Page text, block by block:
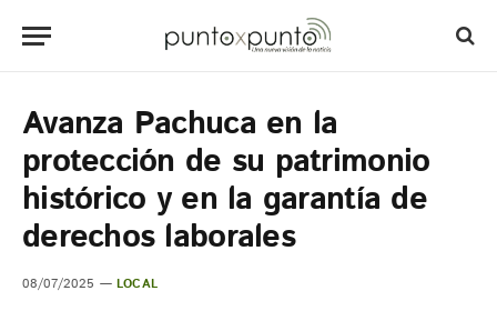
Avanza Pachuca en la
protección de su patrimonio
histórico y en la garantía de
derechos laborales
08/07/2025 LOCAL